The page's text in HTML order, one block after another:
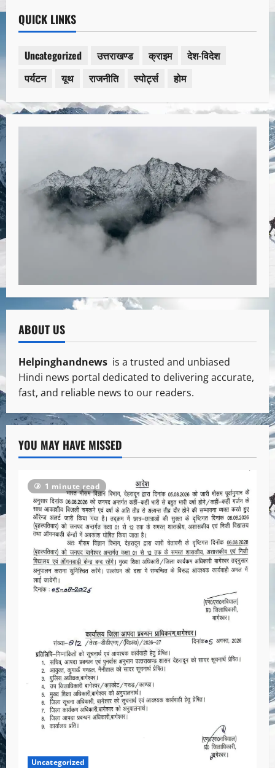
QUICK LINKS
Uncategorized उत्तराखण्ड क्राइम
देश-विदेश
पर्यटन
यूथ राजनीति स्पोर्ट्स होम
ABOUT US
Helpinghandnews is a trusted and unbiased
Hindi news portal dedicated to delivering accurate,
fast, and reliable news to our readers.
YOU MAY HAVE MISSED
1 minute read
Uncategorized